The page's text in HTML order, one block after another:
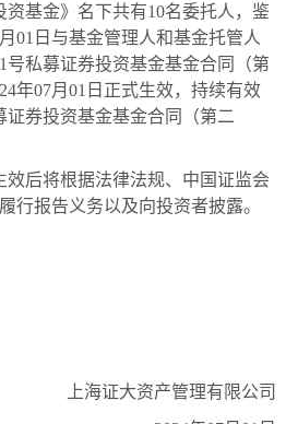
资基金》名下共有10名委托人，鉴
01日与基金管理人和基金托管人
号私募证券投资基金基金合同（第
年07月01日正式生效，持续有效
证券投资基金基金合同（第二
后将根据法律法规、中国证监会
行报告义务以及向投资者披露。
上海证大资产管理有限公司